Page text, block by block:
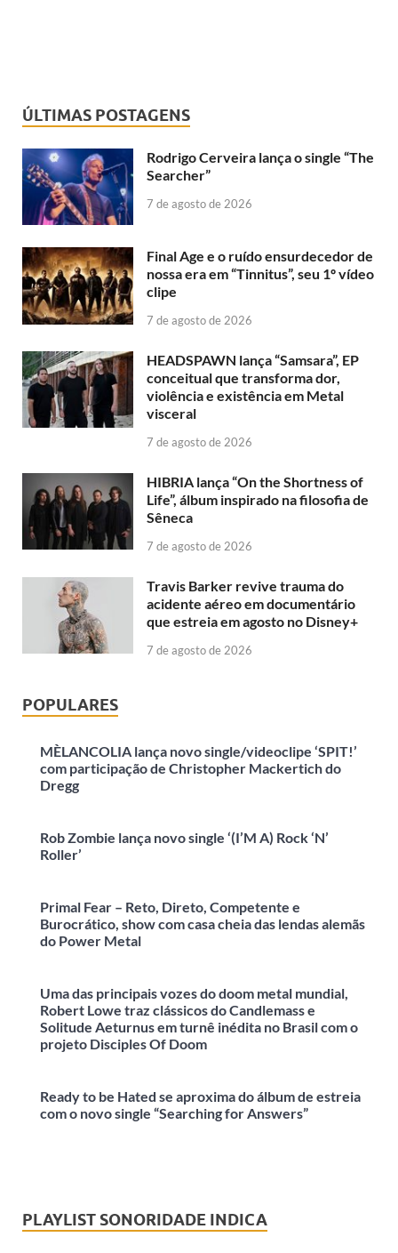
ÚLTIMAS POSTAGENS
Rodrigo Cerveira lança o single “The
Searcher”
7 de agosto de 2026
Final Age e o ruído ensurdecedor de
nossa era em “Tinnitus”, seu 1º vídeo
clipe
7 de agosto de 2026
HEADSPAWN lança “Samsara”, EP
conceitual que transforma dor,
violência e existência em Metal
visceral
7 de agosto de 2026
HIBRIA lança “On the Shortness of
Life”, álbum inspirado na filosofia de
Sêneca
7 de agosto de 2026
Travis Barker revive trauma do
acidente aéreo em documentário
que estreia em agosto no Disney+
7 de agosto de 2026
POPULARES
MÈLANCOLIA lança novo single/videoclipe ‘SPIT!’
com participação de Christopher Mackertich do
Dregg
Rob Zombie lança novo single ‘(I’M A) Rock ‘N’
Roller’
Primal Fear – Reto, Direto, Competente e
Burocrático, show com casa cheia das lendas alemãs
do Power Metal
Uma das principais vozes do doom metal mundial,
Robert Lowe traz clássicos do Candlemass e
Solitude Aeturnus em turnê inédita no Brasil com o
projeto Disciples Of Doom
Ready to be Hated se aproxima do álbum de estreia
com o novo single “Searching for Answers”
PLAYLIST SONORIDADE INDICA